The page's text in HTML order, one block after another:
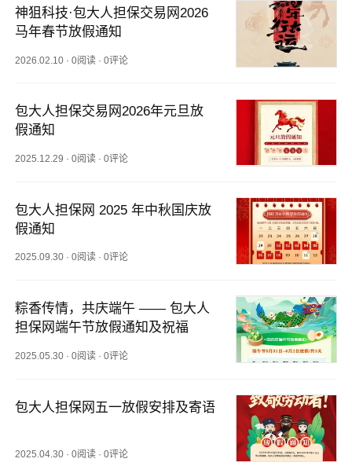
神狙科技·包大人担保交易网2026
马年春节放假通知
2026.02.10 ·0阅读 ·0评论
包大人担保交易网2026年元旦放
假通知
2025.12.29 ·0阅读 ·0评论
包大人担保网 2025 年中秋国庆放
假通知
2025.09.30 ·0阅读 ·0评论
粽香传情，共庆端午 —— 包大人
担保网端午节放假通知及祝福
2025.05.30 ·0阅读 ·0评论
包大人担保网五一放假安排及寄语
2025.04.30 ·0阅读 ·0评论